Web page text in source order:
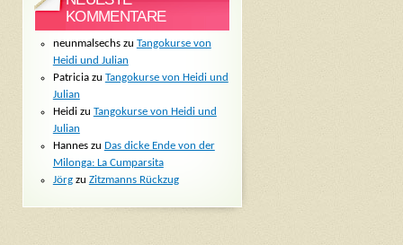
KOMMENTARE
neunmalsechszu Tangokurse von
Heidi und Julian
Patriciazu Tangokurse von Heidi und
Julian
Heidizu Tangokurse von Heidi und
Julian
Hanneszu Das dicke Ende von der
Milonga: La Cumparsita
Jörgzu Zitzmanns Rückzug